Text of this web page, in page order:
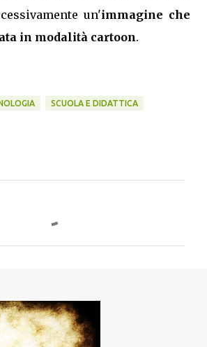
un'immagine che
in modalità cartoon.
SCUOLA E DIDATTICA